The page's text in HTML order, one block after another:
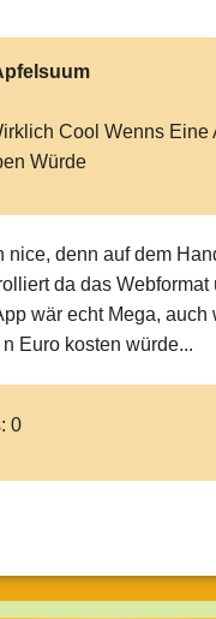
Cool Wenns Eine
Würde
nice, denn auf dem
da das Webformat
wär echt Mega, auch
Euro kosten würde...
0